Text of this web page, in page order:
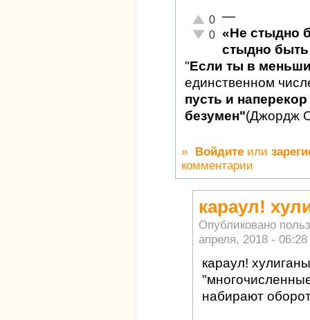
Отлично!
0
Неадекватно!
0
—
«Не стыдно
стыдно быть
"Если ты в
единственном
пусть и
безумен"(Джордж
» Войдите или
комментарии
караул!
Опубликовано
апреля, 2018 - 06:28
караул!
набирают